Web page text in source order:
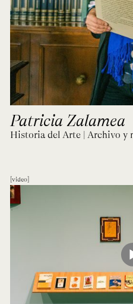
Patricia Zalamea
Historia del Arte | Archivo y
video